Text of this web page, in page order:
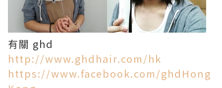
有關 ghd
http://www.ghdhair.com/hk
https://www.facebook.com/ghdHong